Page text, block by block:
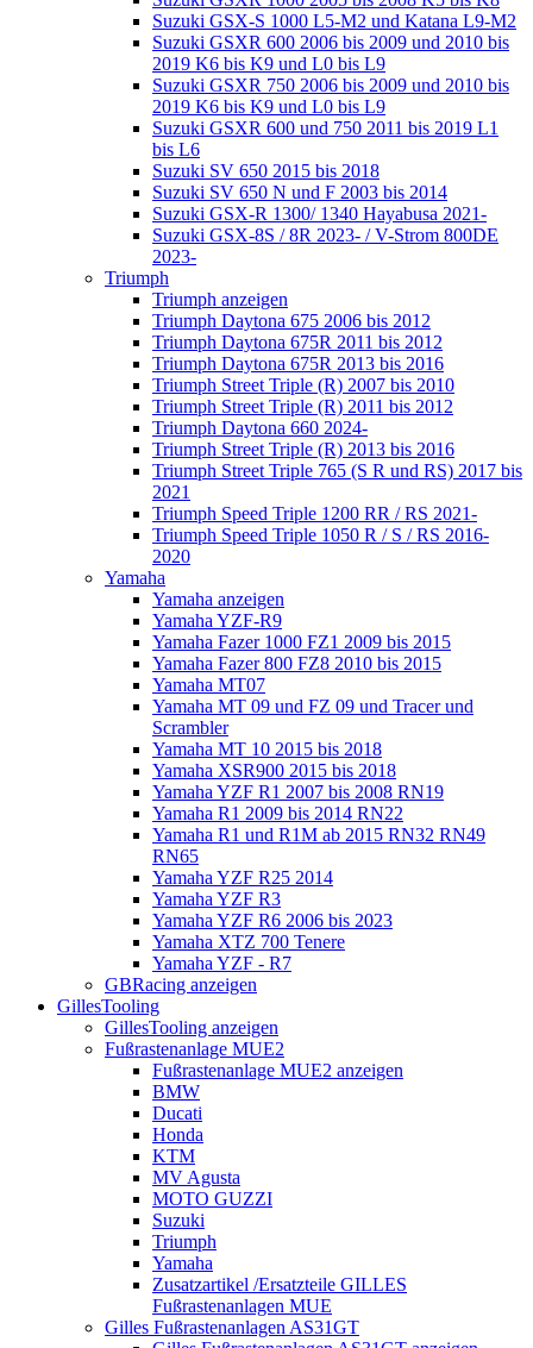
Suzuki GSX-S 1000 L5-M2 und Katana L9-M2
Suzuki GSXR 600 2006 bis 2009 und 2010 bis
2019 K6 bis K9 und L0 bis L9
Suzuki GSXR 750 2006 bis 2009 und 2010 bis
2019 K6 bis K9 und L0 bis L9
Suzuki GSXR 600 und 750 2011 bis 2019 L1
bis L6
Suzuki SV 650 2015 bis 2018
Suzuki SV 650 N und F 2003 bis 2014
Suzuki GSX-R 1300/ 1340 Hayabusa 2021-
Suzuki GSX-8S / 8R 2023- / V-Strom 800DE
2023-
Triumph
Triumph anzeigen
Triumph Daytona 675 2006 bis 2012
Triumph Daytona 675R 2011 bis 2012
Triumph Daytona 675R 2013 bis 2016
Triumph Street Triple (R) 2007 bis 2010
Triumph Street Triple (R) 2011 bis 2012
Triumph Daytona 660 2024-
Triumph Street Triple (R) 2013 bis 2016
Triumph Street Triple 765 (S R und RS) 2017 bis
2021
Triumph Speed Triple 1200 RR / RS 2021-
Triumph Speed Triple 1050 R / S / RS 2016-
2020
Yamaha
Yamaha anzeigen
Yamaha YZF-R9
Yamaha Fazer 1000 FZ1 2009 bis 2015
Yamaha Fazer 800 FZ8 2010 bis 2015
Yamaha MT07
Yamaha MT 09 und FZ 09 und Tracer und
Scrambler
Yamaha MT 10 2015 bis 2018
Yamaha XSR900 2015 bis 2018
Yamaha YZF R1 2007 bis 2008 RN19
Yamaha R1 2009 bis 2014 RN22
Yamaha R1 und R1M ab 2015 RN32 RN49
RN65
Yamaha YZF R25 2014
Yamaha YZF R3
Yamaha YZF R6 2006 bis 2023
Yamaha XTZ 700 Tenere
Yamaha YZF - R7
GBRacing anzeigen
GillesTooling
GillesTooling anzeigen
Fußrastenanlage MUE2
Fußrastenanlage MUE2 anzeigen
BMW
Ducati
Honda
KTM
MV Agusta
MOTO GUZZI
Suzuki
Triumph
Yamaha
Zusatzartikel /Ersatzteile GILLES
Fußrastenanlagen MUE
Gilles Fußrastenanlagen AS31GT